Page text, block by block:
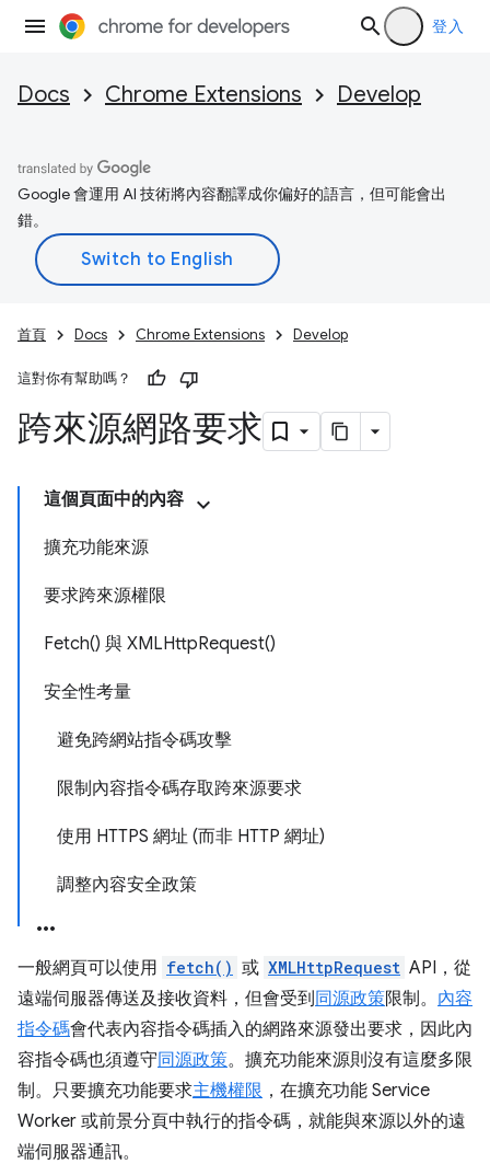
登入
Docs Chrome Extensions Develop
Google 會運用 AI 技術將內容翻譯成你偏好的語言，但可能會出
錯。
首頁 Docs Chrome Extensions Develop
這對你有幫助嗎？
跨來源網路要求
這個頁面中的內容
擴充功能來源
要求跨來源權限
Fetch() 與 XMLHttpRequest()
安全性考量
避免跨網站指令碼攻擊
限制內容指令碼存取跨來源要求
使用 HTTPS 網址 (而非 HTTP 網址)
調整內容安全政策
一般網頁可以使用 fetch() 或 XMLHttpRequest API，從
遠端伺服器傳送及接收資料，但會受到 同源政策限制。 內容
指令碼會代表內容指令碼插入的網路來源發出要求，因此內
容指令碼也須遵守同源政策。擴充功能來源則沒有這麼多限
制。只要擴充功能要求主機權限 ，在擴充功能 Service
Worker 或前景分頁中執行的指令碼，就能與來源以外的遠
端伺服器通訊。